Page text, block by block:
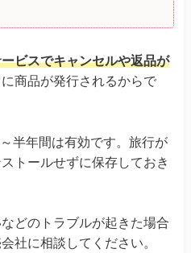
ビスでキャンセルや返品が
商品が発行されるからで
半年間は有効です。旅行が
トールせずに保存しておき
どのトラブルが起きた場合
社に相談してください。